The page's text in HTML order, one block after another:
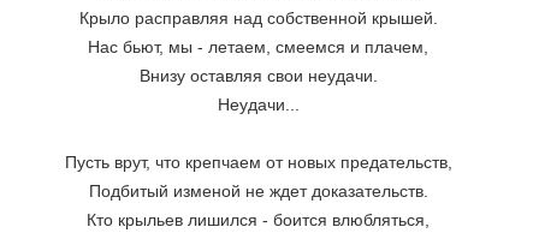
Крыло расправляя над собственной крышей.
Нас бьют, мы - летаем, смеемся и плачем,
Внизу оставляя свои неудачи.
Неудачи...
Пусть врут, что крепчаем от новых предательств,
Подбитый изменой не ждет доказательств.
Кто крыльев лишился - боится влюбляться,